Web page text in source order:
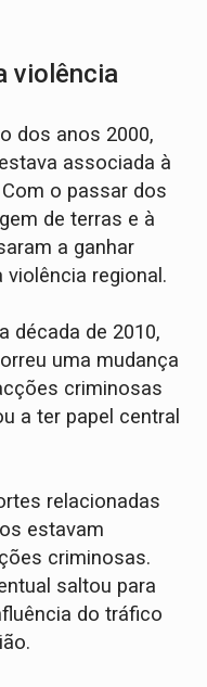
violência
dos anos 2000,
associada à
o passar dos
de terras e à
a ganhar
regional.
década de 2010,
uma mudança
criminosas
a ter papel central
relacionadas
estavam
criminosas.
saltou para
do tráfico